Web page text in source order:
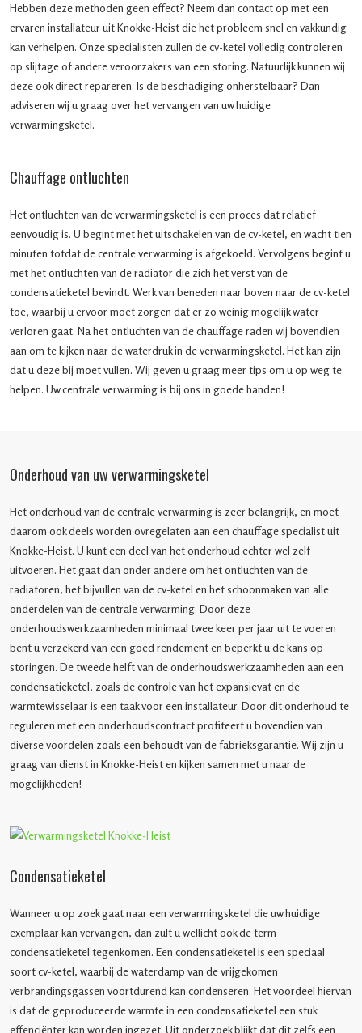
Hebben deze methoden geen effect? Neem dan contact op met een
ervaren installateur uit Knokke-Heist die het probleem snel en vakkundig
kan verhelpen. Onze specialisten zullen de cv-ketel volledig controleren
op slijtage of andere veroorzakers van een storing. Natuurlijk kunnen wij
deze ook direct repareren. Is de beschadiging onherstelbaar? Dan
adviseren wij u graag over het vervangen van uw huidige
verwarmingsketel.
Chauffage ontluchten
Het ontluchten van de verwarmingsketel is een proces dat relatief
eenvoudig is. U begint met het uitschakelen van de cv-ketel, en wacht tien
minuten totdat de centrale verwarming is afgekoeld. Vervolgens begint u
met het ontluchten van de radiator die zich het verst van de
condensatieketel bevindt. Werk van beneden naar boven naar de cv-ketel
toe, waarbij u ervoor moet zorgen dat er zo weinig mogelijk water
verloren gaat. Na het ontluchten van de chauffage raden wij bovendien
aan om te kijken naar de waterdruk in de verwarmingsketel. Het kan zijn
dat u deze bij moet vullen. Wij geven u graag meer tips om u op weg te
helpen. Uw centrale verwarming is bij ons in goede handen!
Onderhoud van uw verwarmingsketel
Het onderhoud van de centrale verwarming is zeer belangrijk, en moet
daarom ook deels worden ovregelaten aan een chauffage specialist uit
Knokke-Heist. U kunt een deel van het onderhoud echter wel zelf
uitvoeren. Het gaat dan onder andere om het ontluchten van de
radiatoren, het bijvullen van de cv-ketel en het schoonmaken van alle
onderdelen van de centrale verwarming. Door deze
onderhoudswerkzaamheden minimaal twee keer per jaar uit te voeren
bent u verzekerd van een goed rendement en beperkt u de kans op
storingen. De tweede helft van de onderhoudswerkzaamheden aan een
condensatieketel, zoals de controle van het expansievat en de
warmtewisselaar is een taak voor een installateur. Door dit onderhoud te
reguleren met een onderhoudscontract profiteert u bovendien van
diverse voordelen zoals een behoudt van de fabrieksgarantie. Wij zijn u
graag van dienst in Knokke-Heist en kijken samen met u naar de
mogelijkheden!
Condensatieketel
Wanneer u op zoek gaat naar een verwarmingsketel die uw huidige
exemplaar kan vervangen, dan zult u wellicht ook de term
condensatieketel tegenkomen. Een condensatieketel is een speciaal
soort cv-ketel, waarbij de waterdamp van de vrijgekomen
verbrandingsgassen voortdurend kan condenseren. Het voordeel hiervan
is dat de geproduceerde warmte in een condensatieketel een stuk
effenciënter kan worden ingezet. Uit onderzoek blijkt dat dit zelfs een